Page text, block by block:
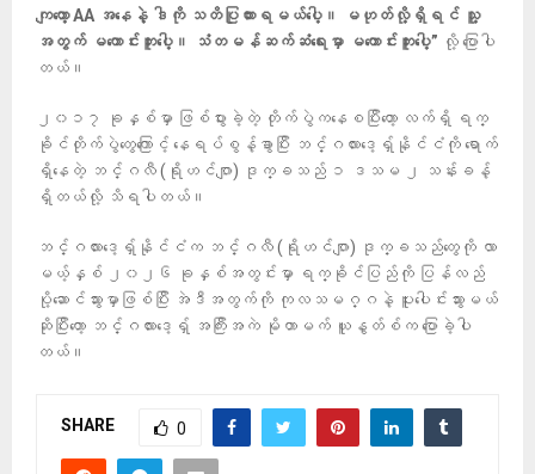
ကျတော့ AA အနေနဲ့ ဒါကို သတိပြုထားရမယ်ပေါ့။ မဟုတ်လို့ရှိရင် သူ့
အတွက် မကောင်းဘူးပေါ့။ သံတမန်ဆက်ဆံရေးမှာ မကောင်းဘူးပေါ့” လို့ ပြောပါ
တယ်။
၂၀၁၇ ခုနှစ်မှာ ဖြစ်ပွားခဲ့တဲ့ တိုက်ပွဲကနေစပြီးတော့ လက်ရှိ ရက္
ခိုင်တိုက်ပွဲတွေကြောင့် နေရပ်စွန့်ခွာပြီး ဘင်္ဂလားဒေ့ရှ်နိုင်ငံကို ရောက်
ရှိနေတဲ့ ဘင်္ဂလီ (ရိုဟင်ဂျာ) ဒုက္ခသည် ၁ ဒသမ ၂ သန်းခန့်
ရှိတယ်လို့ သိရပါတယ်။
ဘင်္ဂလားဒေ့ရှ်နိုင်ငံက ဘင်္ဂလီ (ရိုဟင်ဂျာ) ဒုက္ခသည်တွေကို လာ
မယ့်နှစ် ၂၀၂၆ ခုနှစ်အတွင်းမှာ ရက္ခိုင်ပြည်ကို ပြန်လည်
ပို့ဆောင်သွားမှာဖြစ်ပြီး အဲဒီအတွက်ကို ကုလသမဂ္ဂနဲ့ ပူးပေါင်းသွားမယ်
ဆိုပြီးတော့ ဘင်္ဂလားဒေ့ရှ် အကြီးအကဲ မိုဟာမက် ယူနွတ်စ်က ပြောခဲ့ပါ
တယ်။
SHARE 0